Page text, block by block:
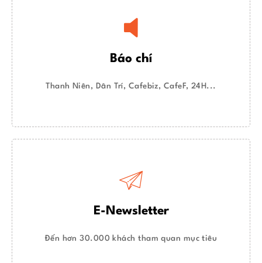
Báo chí
Thanh Niên, Dân Trí, Cafebiz, CafeF, 24H...
E-Newsletter
Đến hơn 30.000 khách tham quan mục tiêu